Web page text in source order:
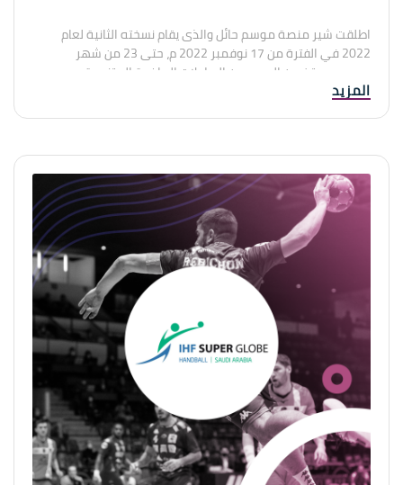
اطلقت شير منصة موسم حائل والذى يقام نسخته الثانية لعام
2022 في الفترة من 17 نوفمبر 2022 م، حتى 23 من شهر
ديسمبر، ويتضمن العديد من البطولات الرياضية المتنوعة،
والأنشطة والفعاليات الترفيهية المختلفة، التي تستهدف الزوار
الرياضية والترفيهية والسياحية والثقافية كافة، وتقديم فعاليات
جاذبة تعزز من ازدهار الاقتصاد الوطني وحيوية المجتمع.
كما يهدف إلى تجسيد المكانة التاريخية لمنطقة حائل، بما فيها
من مواقع أثرية تاريخية مميزة، يعود تاريخها إلى أكثر من عشرات
الآلاف من السنين، وتعد كذلك مكان مناسبًا للزوار والسياح،
ليستمتعوا بمختلف الأحداث الرياضية والثقافية والترفيهية
المتنوعة.
المزيد